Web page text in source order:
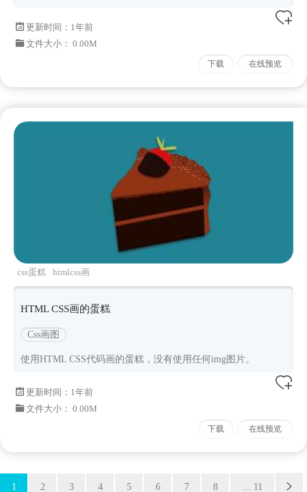
更新时间： 1年前
文件大小： 0.00M
下载 在线预览
css蛋糕 htmlcss画
HTML CSS画的蛋糕
Css画图
使用HTML CSS代码画的蛋糕，没有使用任何img图片。
更新时间： 1年前
文件大小： 0.00M
下载 在线预览
1 2 3 4 5 6 7 8 ... 11